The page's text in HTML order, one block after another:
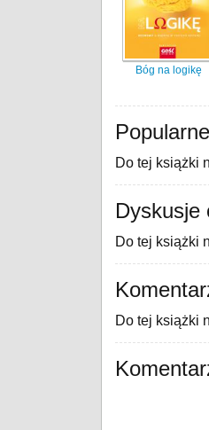
Bóg na logikę
Do tej książki
Dyskusje
Do tej książki
Do tej książki